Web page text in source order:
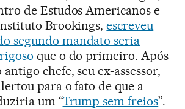
de Estudos Americanos e
Brookings,escreveu
segundo mandato seria
que o do primeiro. Após
chefe, seu ex-assessor,
para o fato de que a
um “Trump sem freios”.